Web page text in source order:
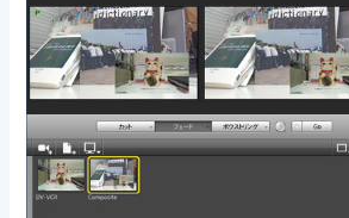
ト
リ
ー
ム
配
信
PinP